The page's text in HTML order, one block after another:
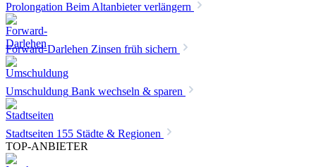
Prolongation Beim Altanbieter verlängern
Forward-Darlehen Zinsen früh sichern
Umschuldung Bank wechseln & sparen
Stadtseiten 155 Städte & Regionen
TOP-ANBIETER